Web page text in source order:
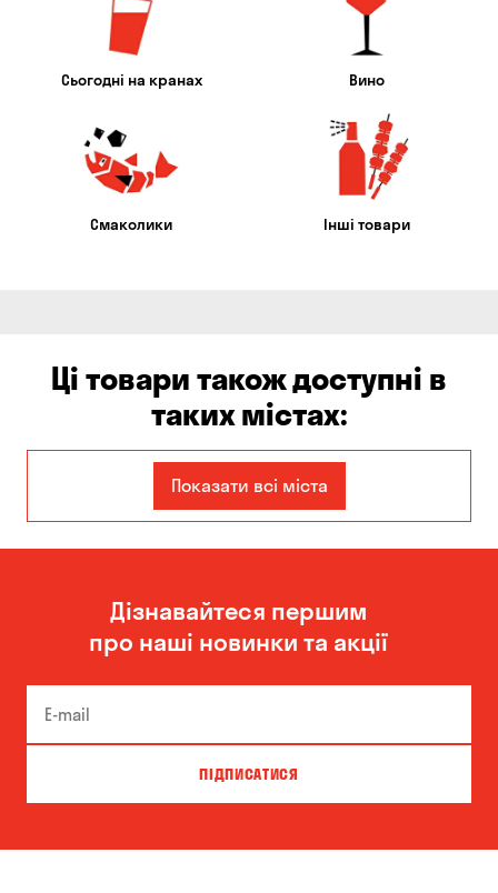
Сьогодні на кранах Вино
Смаколики Інші товари
Ці товари також доступні в
таких містах:
Єлизаветівка
Балабине Бориспіль
Білогородка Велика Северинка
Вишгород Вишневе
Гнідин Гора
Показати всі міста
Дізнавайтеся першим
про наші новинки та акції
ПІДПИСАТИСЯ